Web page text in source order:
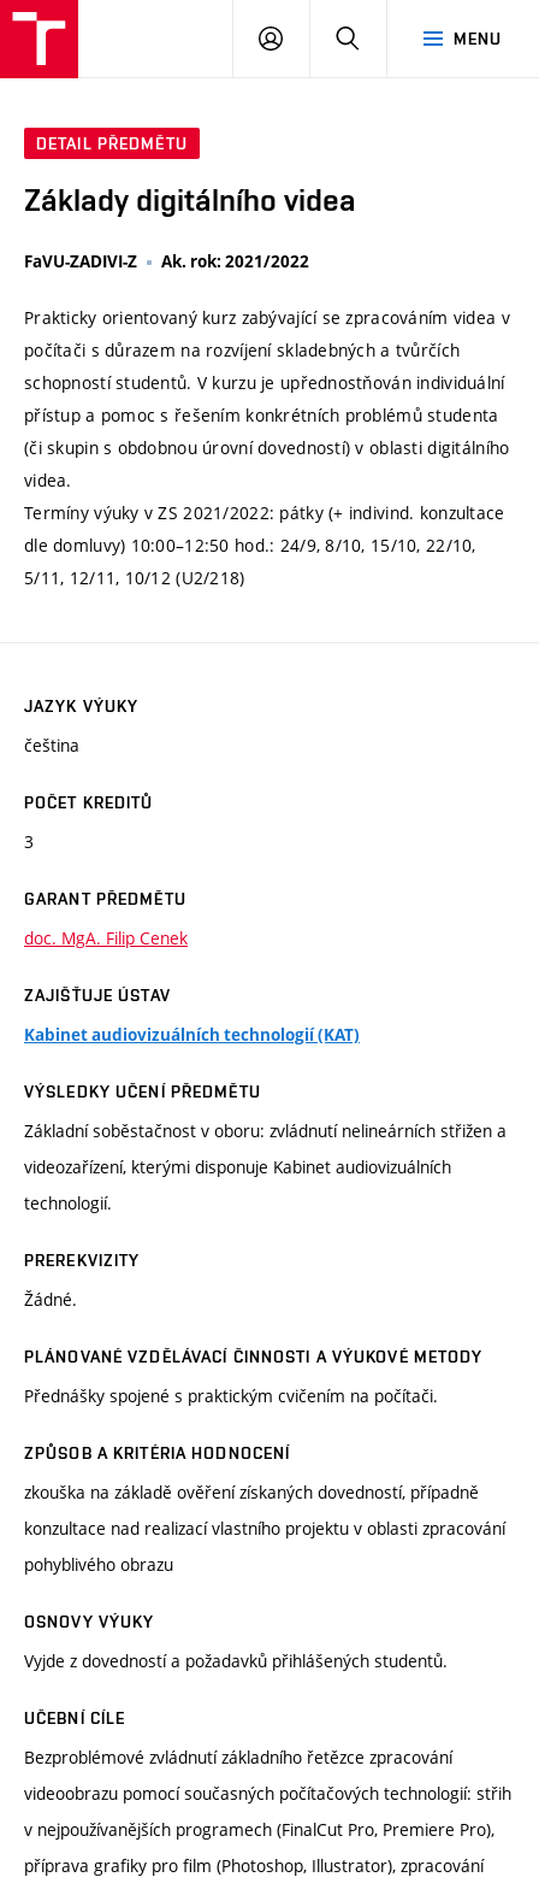
MENU
PŘIHLÁSIT
DETAIL PŘEDMĚTU
Základy digitálního videa
FaVU-ZADIVI-Z Ak. rok: 2021/2022
Prakticky orientovaný kurz zabývající se zpracováním videa v
počítači s důrazem na rozvíjení skladebných a tvůrčích
schopností studentů. V kurzu je upřednostňován individuální
přístup a pomoc s řešením konkrétních problémů studenta
(či skupin s obdobnou úrovní dovedností) v oblasti digitálního
videa.
Termíny výuky v ZS 2021/2022: pátky (+ indivind. konzultace
dle domluvy) 10:00–12:50 hod.: 24/9, 8/10, 15/10, 22/10,
5/11, 12/11, 10/12 (U2/218)
JAZYK VÝUKY
čeština
POČET KREDITŮ
3
GARANT PŘEDMĚTU
doc. MgA. Filip Cenek
ZAJIŠŤUJE ÚSTAV
Kabinet audiovizuálních technologií (KAT)
VÝSLEDKY UČENÍ PŘEDMĚTU
Základní soběstačnost v oboru: zvládnutí nelineárních střižen a
videozařízení, kterými disponuje Kabinet audiovizuálních
technologií.
PREREKVIZITY
Žádné.
PLÁNOVANÉ VZDĚLÁVACÍ ČINNOSTI A VÝUKOVÉ METODY
Přednášky spojené s praktickým cvičením na počítači.
ZPŮSOB A KRITÉRIA HODNOCENÍ
zkouška na základě ověření získaných dovedností, případně
konzultace nad realizací vlastního projektu v oblasti zpracování
pohyblivého obrazu
OSNOVY VÝUKY
Vyjde z dovedností a požadavků přihlášených studentů.
UČEBNÍ CÍLE
Bezproblémové zvládnutí základního řetězce zpracování
videoobrazu pomocí současných počítačových technologií: střih
v nejpoužívanějších programech (FinalCut Pro, Premiere Pro),
příprava grafiky pro film (Photoshop, Illustrator), zpracování